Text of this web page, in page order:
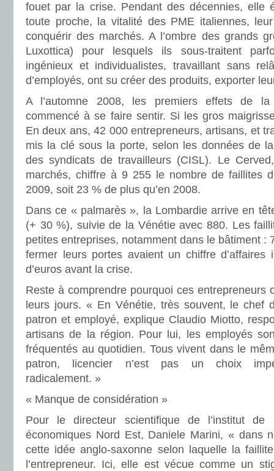
fouet par la crise. Pendant des décennies, elle
toute proche, la vitalité des PME italiennes,
conquérir des marchés. A l’ombre des grands
Luxottica) pour lesquels ils sous-traitent
ingénieux et individualistes, travaillant sans
d’employés, ont su créer des produits, exporter
A l’automne 2008, les premiers effets de
commencé à se faire sentir. Si les gros
En deux ans, 42 000 entrepreneurs, artisans, et
mis la clé sous la porte, selon les données de
des syndicats de travailleurs (CISL). Le
marchés, chiffre à 9 255 le nombre de faillites
2009, soit 23 % de plus qu’en 2008.
Dans ce « palmarès », la Lombardie arrive en
(+ 30 %), suivie de la Vénétie avec 880. Les
petites entreprises, notamment dans le bâtiment :
fermer leurs portes avaient un chiffre d’affaires
d’euros avant la crise.
Reste à comprendre pourquoi ces entrepreneurs
leurs jours. « En Vénétie, très souvent, le chef
patron et employé, explique Claudio Miotto,
artisans de la région. Pour lui, les employés
fréquentés au quotidien. Tous vivent dans le
patron, licencier n’est pas un choix
radicalement. »
« Manque de considération »
Pour le directeur scientifique de l’institut de
économiques Nord Est, Daniele Marini, « dans
cette idée anglo-saxonne selon laquelle la
l’entrepreneur. Ici, elle est vécue comme un